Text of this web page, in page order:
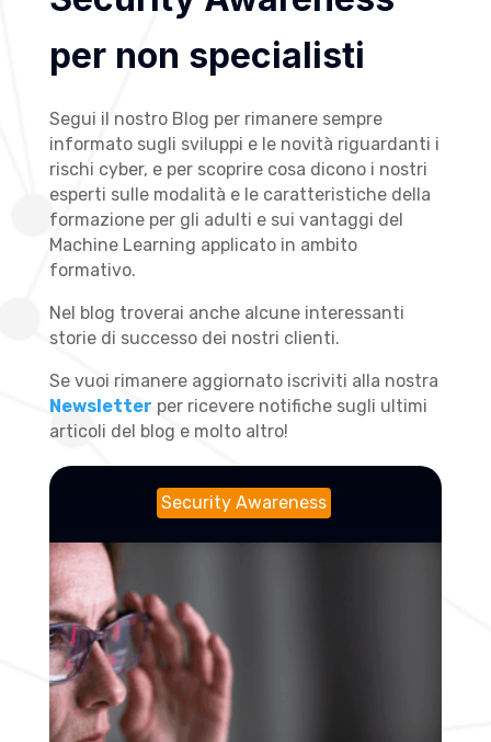
per non specialisti
Segui il nostro Blog per rimanere sempre
informato sugli sviluppi e le novità riguardanti i
rischi cyber, e per scoprire cosa dicono i nostri
esperti sulle modalità e le caratteristiche della
formazione per gli adulti e sui vantaggi del
Machine Learning applicato in ambito
formativo.
Nel blog troverai anche alcune interessanti
storie di successo dei nostri clienti.
Se vuoi rimanere aggiornato iscriviti alla nostra
Newsletter per ricevere notifiche sugli ultimi
articoli del blog e molto altro!
Security Awareness